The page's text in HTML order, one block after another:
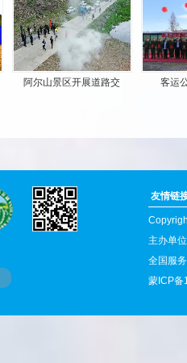
阿尔山景区开展道路交 客运
友情链
主办单
全国服
蒙ICP